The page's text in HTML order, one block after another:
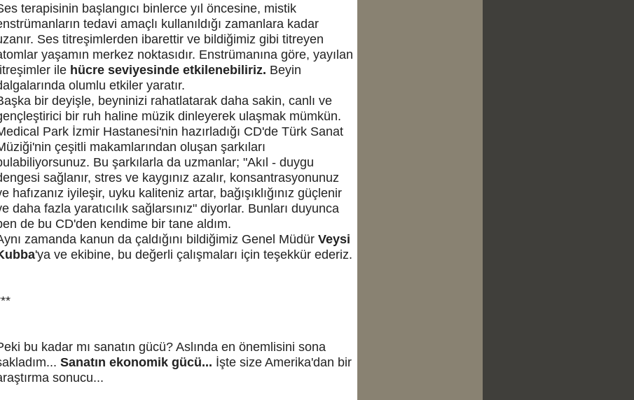
terapisinin başlangıcı binlerce yıl öncesine, mistik
tedavi amaçlı kullanıldığı zamanlara kadar
Ses titreşimlerden ibarettir ve bildiğimiz gibi titreyen
yaşamın merkez noktasıdır. Enstrümanına göre, yayılan
ile hücre seviyesinde etkilenebiliriz. Beyin
olumlu etkiler yaratır.
bir deyişle, beyninizi rahatlatarak daha sakin, canlı ve
bir ruh haline müzik dinleyerek ulaşmak mümkün.
Park İzmir Hastanesi'nin hazırladığı CD'de Türk Sanat
çeşitli makamlarından oluşan şarkıları
Bu şarkılarla da uzmanlar; "Akıl - duygu
sağlanır, stres ve kaygınız azalır, konsantrasyonunuz
hafızanız iyileşir, uyku kaliteniz artar, bağışıklığınız güçlenir
daha fazla yaratıcılık sağlarsınız" diyorlar. Bunları duyunca
de bu CD'den kendime bir tane aldım.
zamanda kanun da çaldığını bildiğimiz Genel Müdür Veysi
'ya ve ekibine, bu değerli çalışmaları için teşekkür ederiz.
bu kadar mı sanatın gücü? Aslında en önemlisini sona
Sanatın ekonomik gücü... İşte size Amerika'dan bir
sonucu...